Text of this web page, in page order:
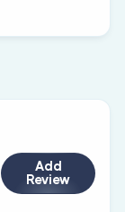
Add
Review